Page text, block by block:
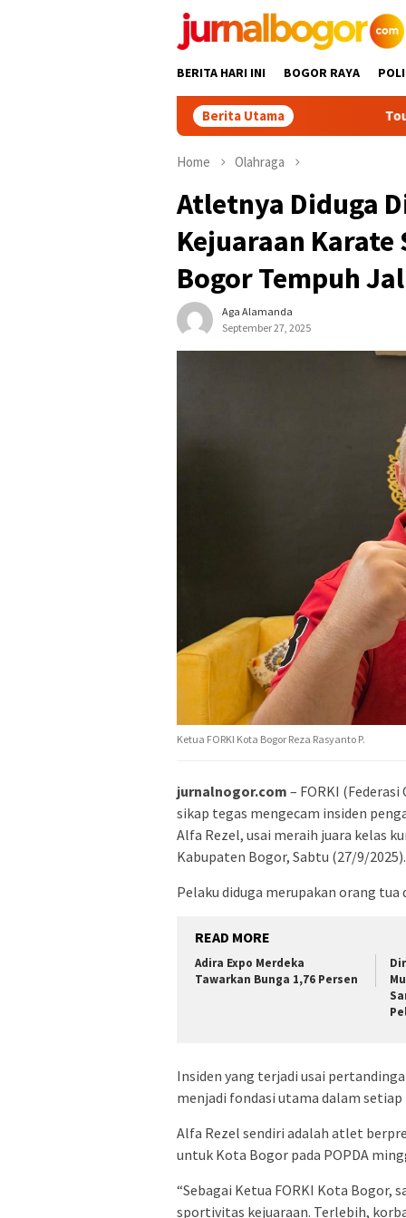
BERITA HARI INI
BOGOR RAYA
Berita Utama Tour Malasari
Home Olahraga
Atletnya Diduga
Kejuaraan Karate
Bogor Tempuh
Aga Alamanda
September 27, 2025
Ketua FORKI Kota Bogor Reza Rasyanto P.
jurnalnogor.com – FORKI
sikap tegas mengecam insiden
Alfa Rezel, usai meraih juara kelas
Kabupaten Bogor, Sabtu (27/9/2025).
Pelaku diduga merupakan orang
READ MORE
Adira Expo Merdeka
Tawarkan Bunga 1,76 Persen
Insiden yang terjadi usai
menjadi fondasi utama dalam
Alfa Rezel sendiri adalah atlet
untuk Kota Bogor pada POPDA
“Sebagai Ketua FORKI Kota Bogor,
sportivitas kejuaraan. Terlebih,